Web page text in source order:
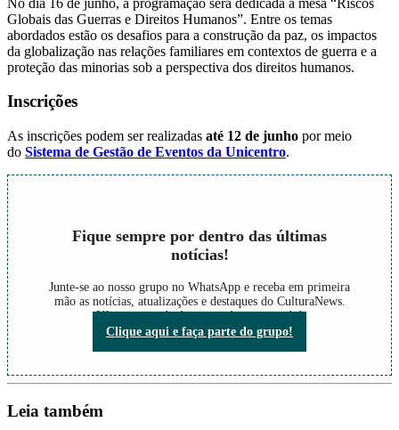
Globais das Guerras e Direitos Humanos”. Entre os temas
abordados estão os desafios para a construção da paz, os impactos
da globalização nas relações familiares em contextos de guerra e a
proteção das minorias sob a perspectiva dos direitos humanos.
Inscrições
As inscrições podem ser realizadas até 12 de junho por meio
do Sistema de Gestão de Eventos da Unicentro.
Fique sempre por dentro das últimas
notícias!
Junte-se ao nosso grupo no WhatsApp e receba em primeira
mão as notícias, atualizações e destaques do CulturaNews.
Não perca nada do que está acontecendo!
Clique aqui e faça parte do grupo!
Leia também